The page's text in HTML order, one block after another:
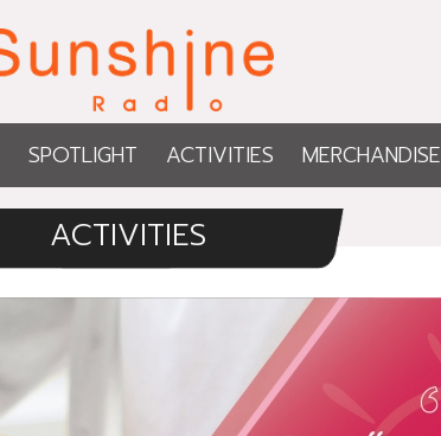
SPOTLIGHT ACTIVITIES MERCHANDISE
ACTIVITIES